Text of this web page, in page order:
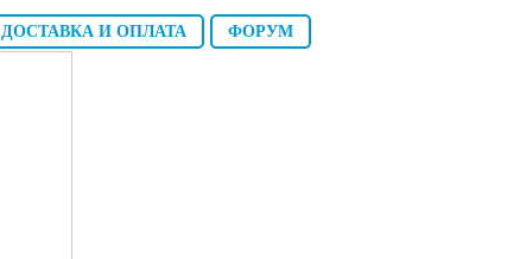
ДОСТАВКА И ОПЛАТА ФОРУМ